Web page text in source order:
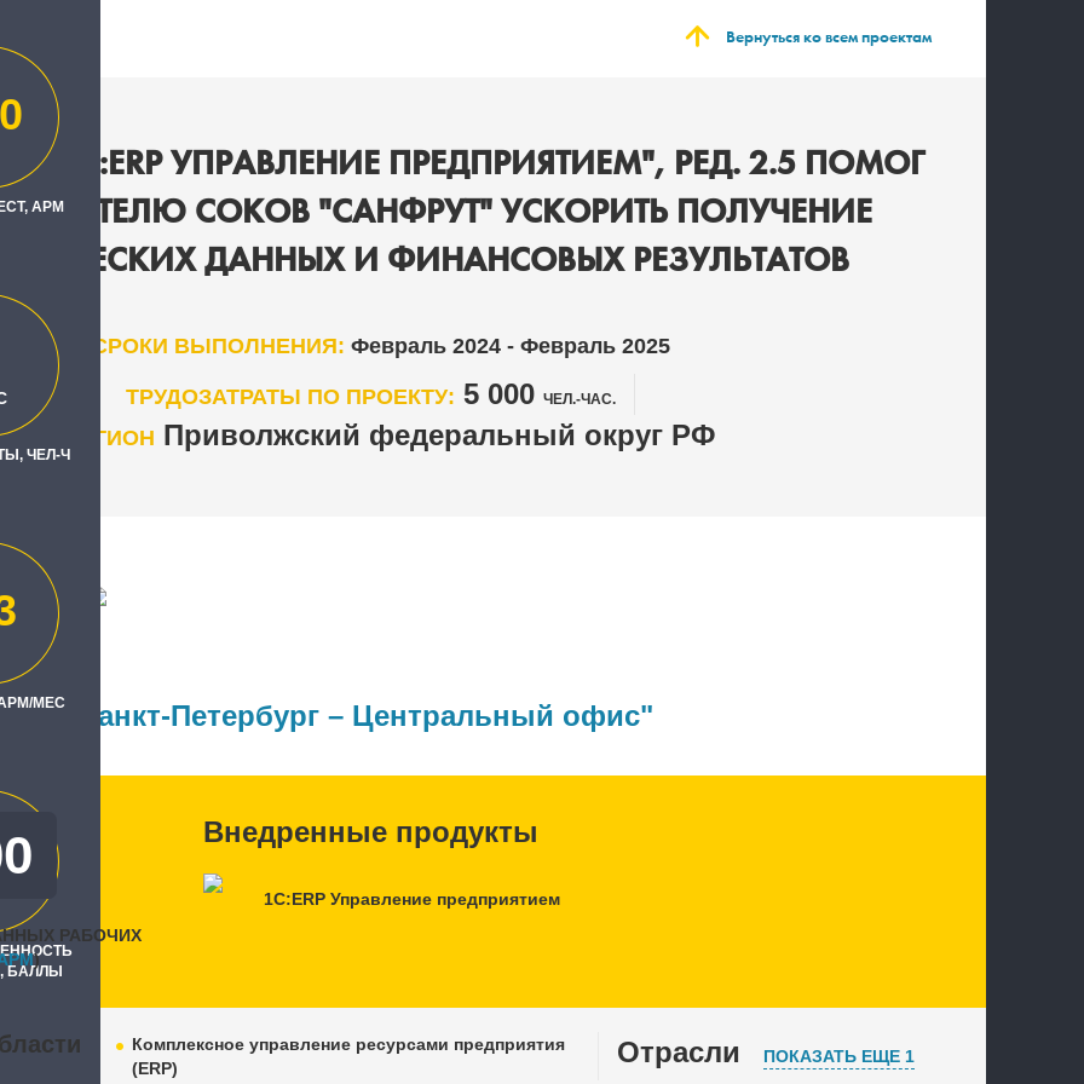
Вернуться ко всем проектам
"1С:ERP УПРАВЛЕНИЕ ПРЕДПРИЯТИЕМ", РЕД. 2.5 ПОМОГ
СОКОВ "САНФРУТ" УСКОРИТЬ ПОЛУЧЕНИЕ
ДАННЫХ И ФИНАНСОВЫХ РЕЗУЛЬТАТОВ
СРОКИ ВЫПОЛНЕНИЯ: Февраль 2024 - Февраль 2025
ТРУДОЗАТРАТЫ ПО ПРОЕКТУ: 5 000 ЧЕЛ.-ЧАС.
РЕГИОН Приволжский федеральный округ РФ
АРМ
ЧЕЛ-Ч
МЕС
БАЛЛЫ
Бит, Санкт-Петербург – Центральный офис"
РАБОЧИХ
)
Внедренные продукты
1С:ERP Управление предприятием
Комплексное управление ресурсами предприятия
(ERP)
Отрасли ПОКАЗАТЬ ЕЩЕ 1